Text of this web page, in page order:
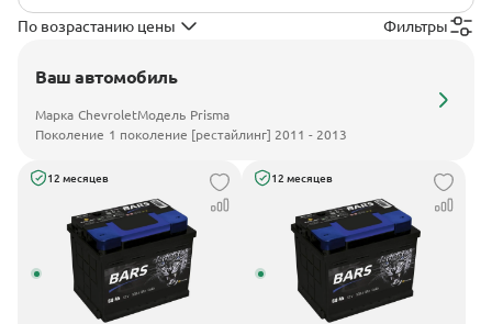
По возрастанию цены Фильтры
Ваш автомобиль
Марка ChevroletМодель Prisma
Поколение 1 поколение [рестайлинг] 2011 - 2013
12 месяцев 12 месяцев